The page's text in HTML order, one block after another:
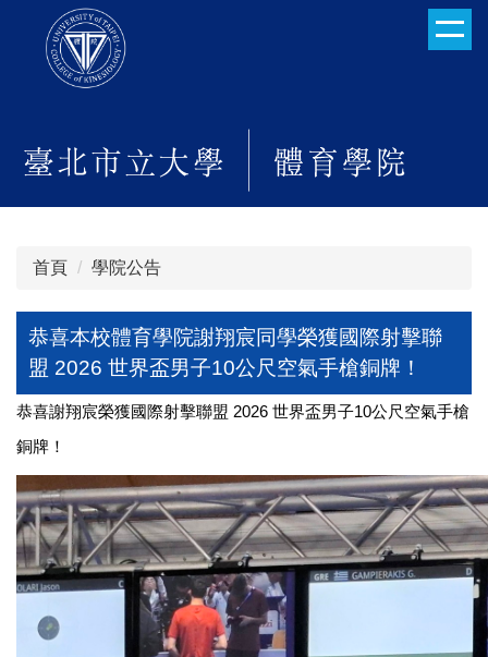
容
區
首頁 學院公告
恭喜本校體育學院謝翔宸同學榮獲國際射擊聯
盟 2026 世界盃男子10公尺空氣手槍銅牌！
恭喜謝翔宸榮獲國際射擊聯盟 2026 世界盃男子10公尺空氣手槍
銅牌！